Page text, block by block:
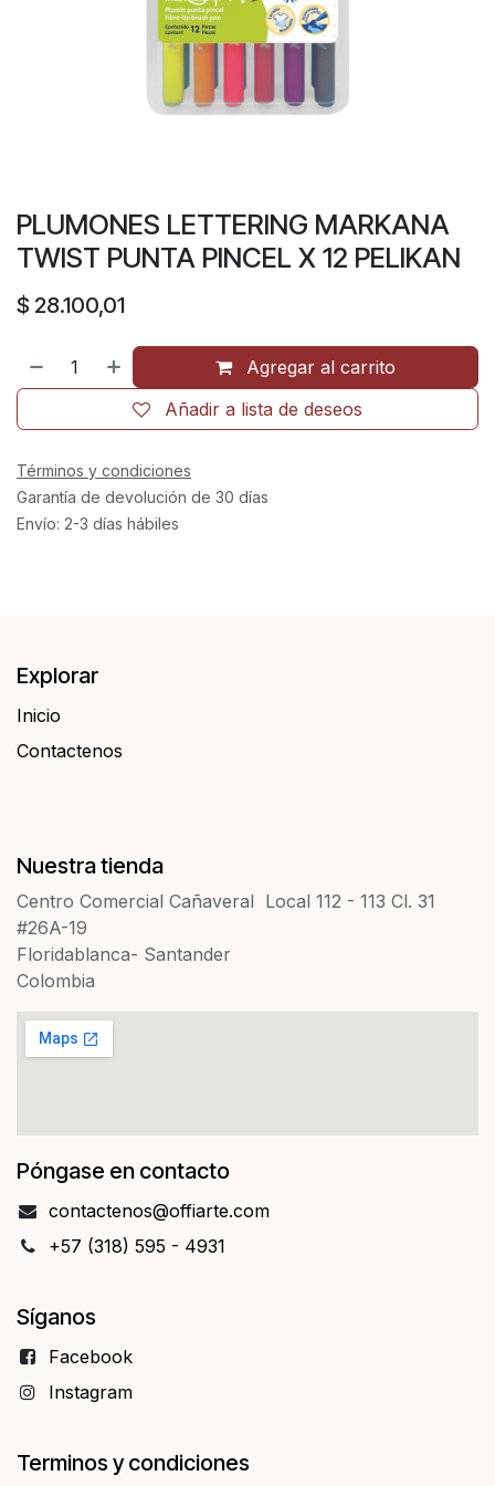
PLUMONES LETTERING MARKANA
TWIST PUNTA PINCEL X 12 PELIKAN
$ 28.100,01
Agregar al carrito
Añadir a lista de deseos
Términos y condiciones
Garantía de devolución de 30 días
Envío: 2-3 días hábiles
Explorar
Inicio
Contactenos​​
Nuestra tienda
Centro Comercial Cañaveral Local 112 - 113 Cl. 31
#26A-19
Floridablanca- Santander
Colombia
Póngase en contacto
contact​​enos@offiarte.com
+57 (318) 595 - 4931
Síganos
Facebo​​ok
Instagram
Terminos y condiciones